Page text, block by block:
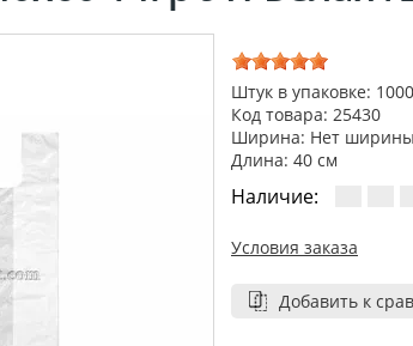
Штук в упаковке: 1000
Код товара: 25430
Ширина: Нет
Длина: 40 см
Наличие:
Условия заказа
Добавить к